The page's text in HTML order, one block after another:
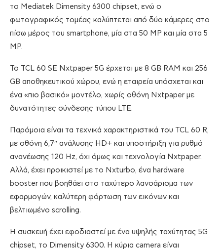
το Mediatek Dimensity 6300 chipset, ενώ ο
φωτογραφικός τομέας καλύπτεται από δύο κάμερες στο
πίσω μέρος του smartphone, μία στα 50 MP και μία στα 5
MP.
Το TCL 60 SE Nxtpaper 5G έρχεται με 8 GB RAM και 256
GB αποθηκευτικού χώρου, ενώ η εταιρεία υπόσχεται και
ένα «πιο βασικό» μοντέλο, χωρίς οθόνη Nxtpaper με
δυνατότητες σύνδεσης τύπου LTE.
Παρόμοια είναι τα τεχνικά χαρακτηριστικά του TCL 60 R,
με οθόνη 6,7″ ανάλυσης HD+ και υποστήριξη για ρυθμό
ανανέωσης 120 Hz, όχι όμως και τεχνολογία Nxtpaper.
Αλλά, έχει προικιστεί με το Nxturbo, ένα hardware
booster που βοηθάει στο ταχύτερο λανσάρισμα των
εφαρμογών, καλύτερη φόρτωση των εικόνων και
βελτιωμένο scrolling.
Η συσκευή έχει εφοδιαστεί με ένα υψηλής ταχύτητας 5G
chipset, το Dimensity 6300. Η κύρια camera είναι